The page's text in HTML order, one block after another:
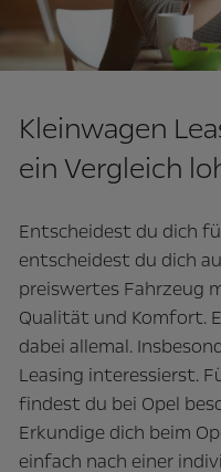
Kleinwagen
ein Vergleich
Entscheidest du dich
entscheidest du dich
preiswertes Fahrzeug
Qualität und Komfort.
dabei allemal.
Leasing interessierst.
findest du bei Opel
Erkundige dich beim
einfach nach einer